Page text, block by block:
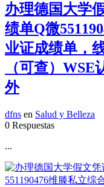
办理德国大学
绩单Q微
业证成绩单，
（可查）
外
dfns en Salud y Belleza
0 Respuestas
...